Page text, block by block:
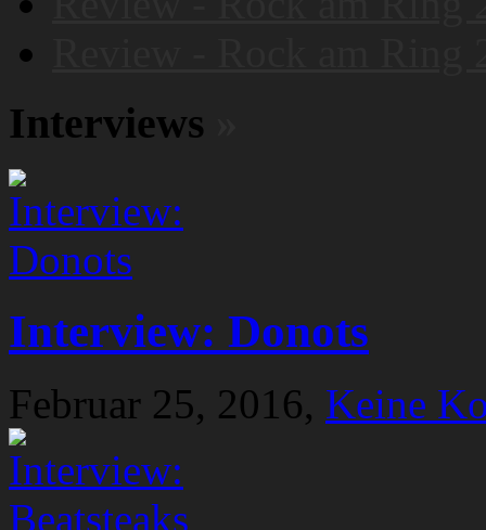
Interviews
Interview: Donots
Februar 25, 2016, Keine